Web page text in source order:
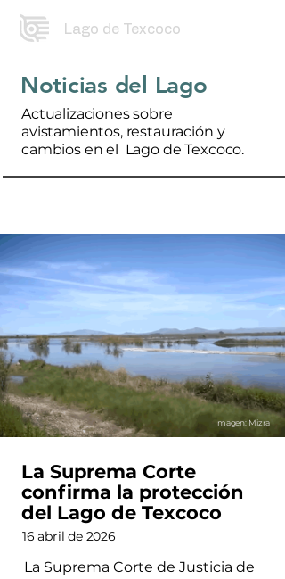
Lago de Texcoco
Noticias del Lago
Actualizaciones sobre
avistamientos, restauración y
cambios en el Lago de Texcoco.
Imagen: Mizra
La Suprema Corte
confirma la protección
del Lago de Texcoco
16 abril de 2026
La Suprema Corte de Justicia de